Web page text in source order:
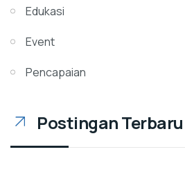
Edukasi
Event
Pencapaian
Postingan Terbaru